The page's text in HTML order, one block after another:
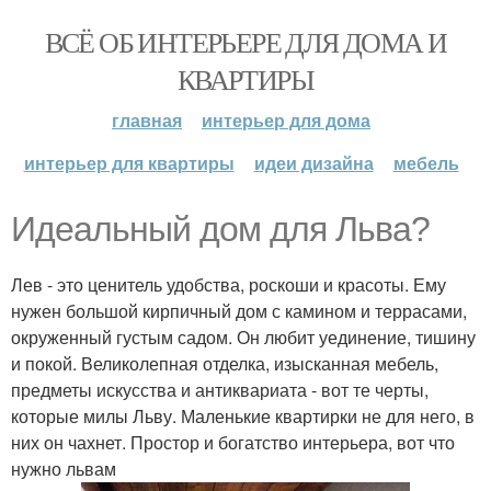
ВСЁ ОБ ИНТЕРЬЕРЕ ДЛЯ ДОМА И
КВАРТИРЫ
главная
интерьер для дома
интерьер для квартиры
идеи дизайна мебель
Идеальный дом для Льва?
Лев - это ценитель удобства, роскоши и красоты. Ему
нужен большой кирпичный дом с камином и террасами,
окруженный густым садом. Он любит уединение, тишину
и покой. Великолепная отделка, изысканная мебель,
предметы искусства и антиквариата - вот те черты,
которые милы Льву. Маленькие квартирки не для него, в
них он чахнет. Простор и богатство интерьера, вот что
нужно львам